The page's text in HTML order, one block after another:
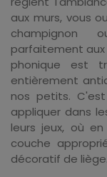
aux murs, vous
champignon
parfaitement
phonique est
entièrement
nos petits.
appliquer dans
leurs jeux, où
couche
décoratif de liège.